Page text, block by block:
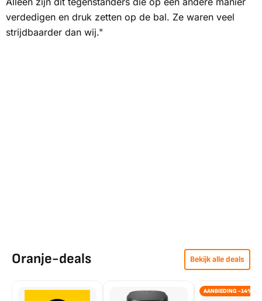
verdedigen en druk zetten op de bal. Ze waren veel
strijdbaarder dan wij."
Oranje-deals Bekijk alle deals
AANBIEDING -14%